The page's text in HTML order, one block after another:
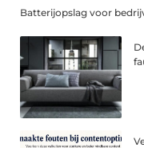
Batterijopslag voor